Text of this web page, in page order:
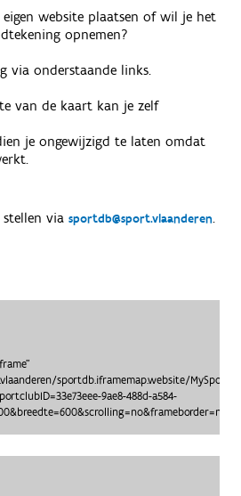
website plaatsen of wil je het
opnemen?
via onderstaande links.
van de kaart kan je zelf
je ongewijzigd te laten omdat
via sportdb@sport.vlaanderen.
sportdb.iframemap.website/
9ae8-488d-a584-